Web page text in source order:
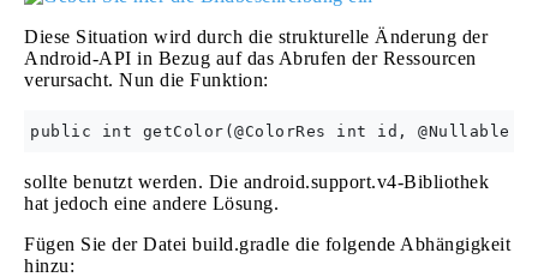
Diese Situation wird durch die strukturelle Änderung der
Android-API in Bezug auf das Abrufen der Ressourcen
verursacht. Nun die Funktion:
sollte benutzt werden. Die android.support.v4-Bibliothek
hat jedoch eine andere Lösung.
Fügen Sie der Datei build.gradle die folgende Abhängigkeit
hinzu: